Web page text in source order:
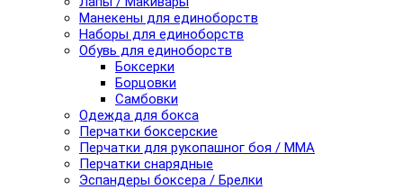
Манекены для единоборств
Наборы для единоборств
Обувь для единоборств
Боксерки
Борцовки
Самбовки
Одежда для бокса
Перчатки боксерские
Перчатки для рукопашног боя / ММА
Перчатки снарядные
Эспандеры боксера / Брелки